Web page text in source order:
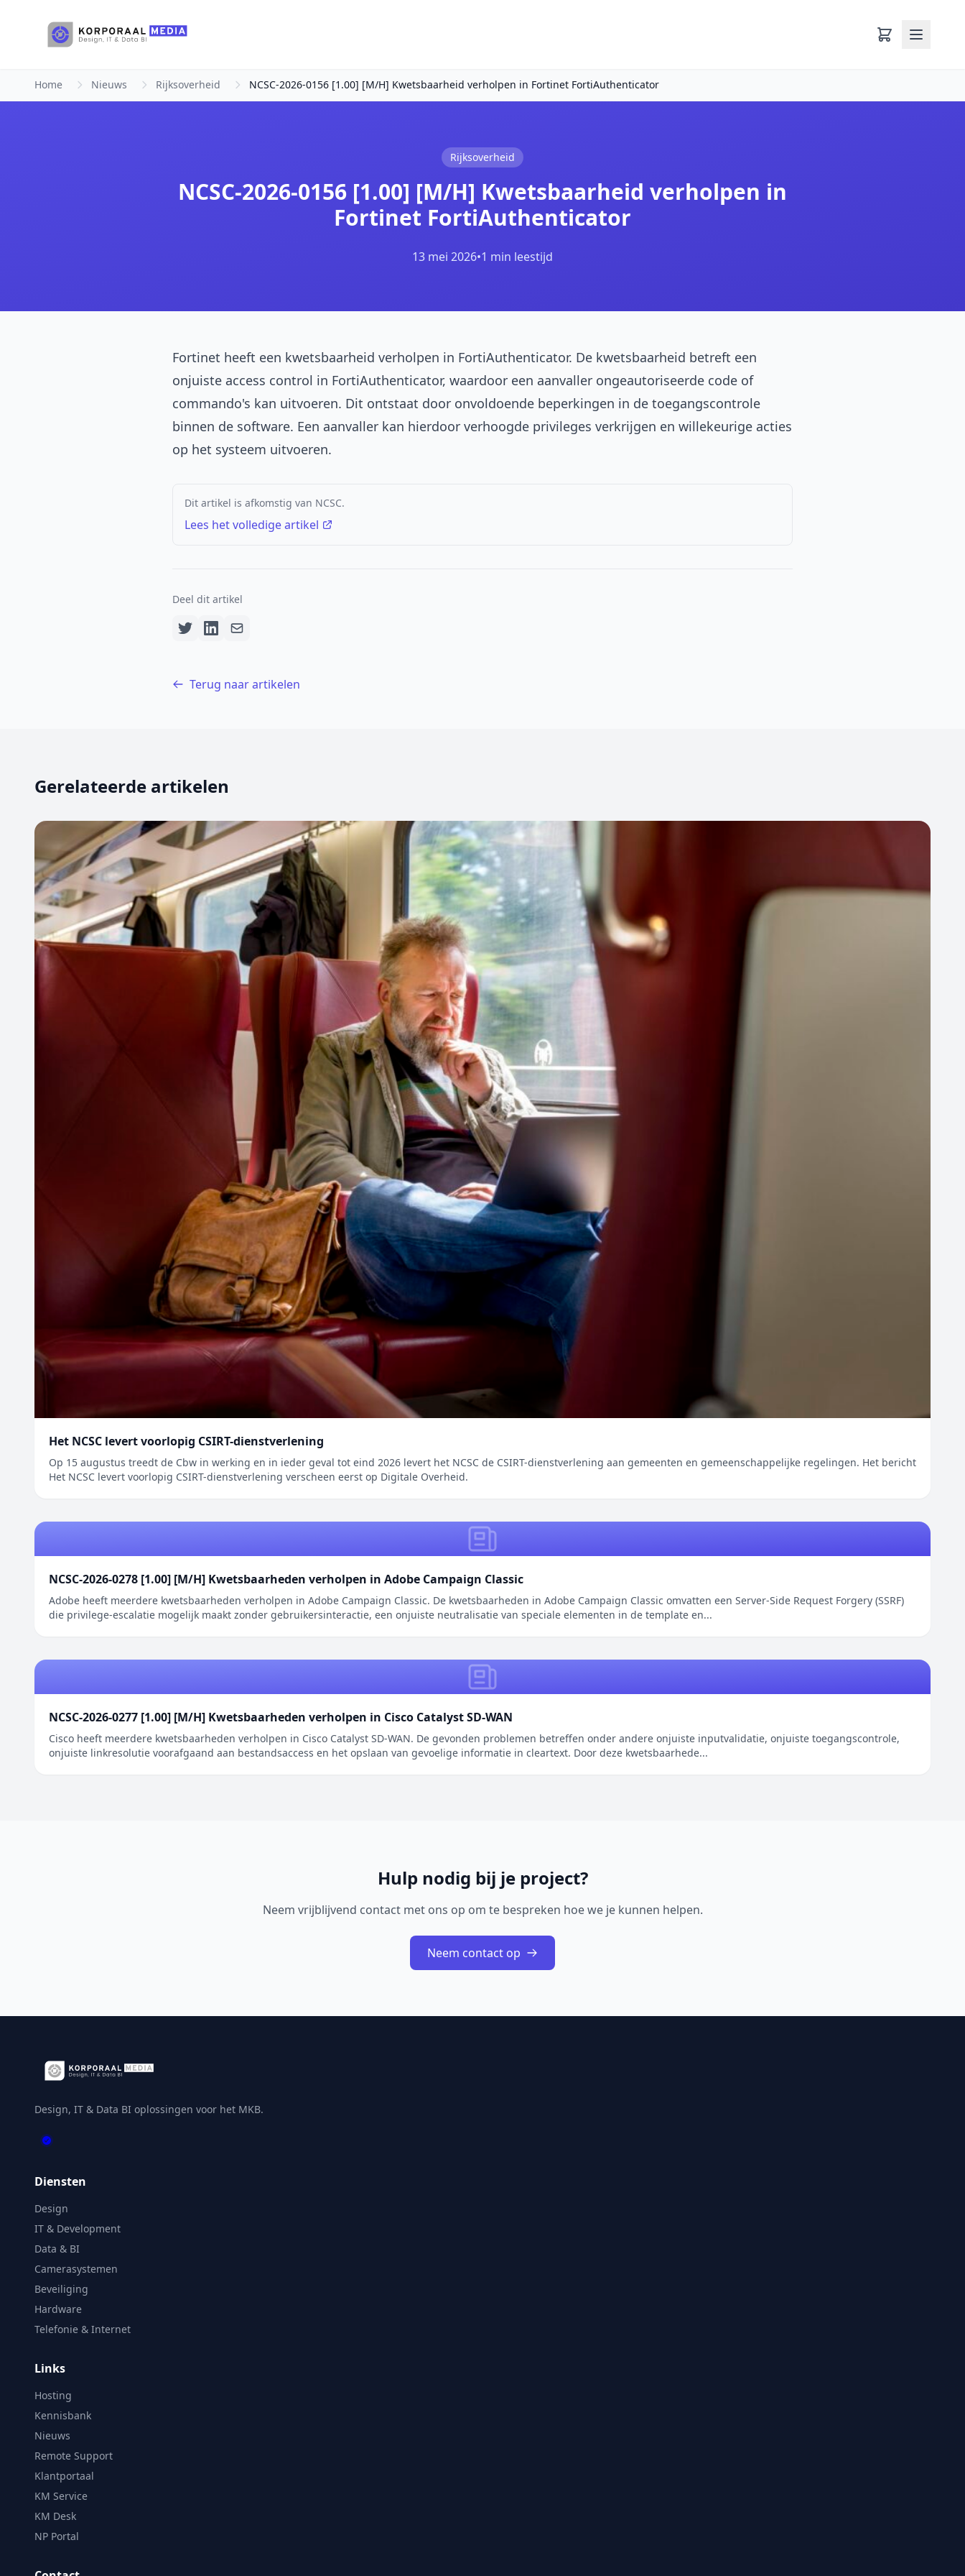
Home Nieuws Rijksoverheid NCSC-2026-0156 [1.00] [M/H] Kwetsbaarheid verholpen in Fortinet FortiAuthenticator
Rijksoverheid
NCSC-2026-0156 [1.00] [M/H] Kwetsbaarheid verholpen in
Fortinet FortiAuthenticator
13 mei 2026•1 min leestijd
Fortinet heeft een kwetsbaarheid verholpen in FortiAuthenticator. De kwetsbaarheid betreft een
onjuiste access control in FortiAuthenticator, waardoor een aanvaller ongeautoriseerde code of
commando's kan uitvoeren. Dit ontstaat door onvoldoende beperkingen in de toegangscontrole
binnen de software. Een aanvaller kan hierdoor verhoogde privileges verkrijgen en willekeurige acties
op het systeem uitvoeren.
Dit artikel is afkomstig van NCSC.
Lees het volledige artikel
Deel dit artikel
Terug naar artikelen
Gerelateerde artikelen
Het NCSC levert voorlopig CSIRT-dienstverlening
Op 15 augustus treedt de Cbw in werking en in ieder geval tot eind 2026 levert het NCSC de CSIRT-dienstverlening aan gemeenten en gemeenschappelijke regelingen. Het bericht
Het NCSC levert voorlopig CSIRT-dienstverlening verscheen eerst op Digitale Overheid.
NCSC-2026-0278 [1.00] [M/H] Kwetsbaarheden verholpen in Adobe Campaign Classic
Adobe heeft meerdere kwetsbaarheden verholpen in Adobe Campaign Classic. De kwetsbaarheden in Adobe Campaign Classic omvatten een Server-Side Request Forgery (SSRF)
die privilege-escalatie mogelijk maakt zonder gebruikersinteractie, een onjuiste neutralisatie van speciale elementen in de template en...
NCSC-2026-0277 [1.00] [M/H] Kwetsbaarheden verholpen in Cisco Catalyst SD-WAN
Cisco heeft meerdere kwetsbaarheden verholpen in Cisco Catalyst SD-WAN. De gevonden problemen betreffen onder andere onjuiste inputvalidatie, onjuiste toegangscontrole,
onjuiste linkresolutie voorafgaand aan bestandsaccess en het opslaan van gevoelige informatie in cleartext. Door deze kwetsbaarhede...
Hulp nodig bij je project?
Neem vrijblijvend contact met ons op om te bespreken hoe we je kunnen helpen.
Neem contact op
Design, IT & Data BI oplossingen voor het MKB.
Diensten
Design
IT & Development
Data & BI
Camerasystemen
Beveiliging
Hardware
Telefonie & Internet
Links
Hosting
Kennisbank
Nieuws
Remote Support
Klantportaal
KM Service
KM Desk
NP Portal